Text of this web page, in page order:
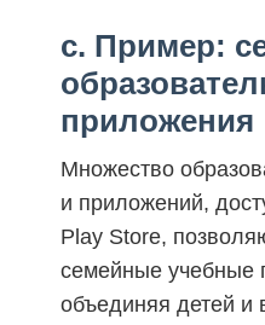
c. Пример:
приложения
Множество
и приложений,
Play Store,
семейные учебные
объединяя детей и